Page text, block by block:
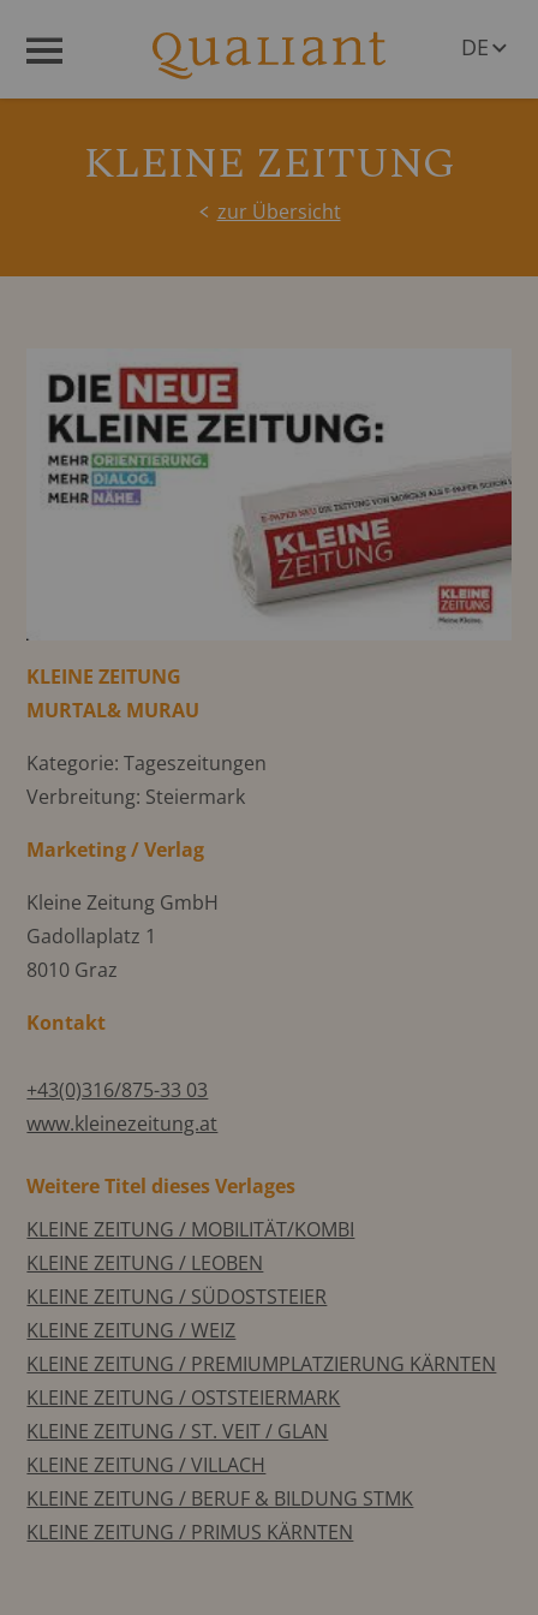
DE
KLEINE ZEITUNG
zur Übersicht
KLEINE ZEITUNG
MURTAL& MURAU
Kategorie: Tageszeitungen
Verbreitung: Steiermark
Marketing / Verlag
Kleine Zeitung GmbH
Gadollaplatz 1
8010 Graz
Kontakt
+43(0)316/875-33 03
www.kleinezeitung.at
Weitere Titel dieses Verlages
KLEINE ZEITUNG / MOBILITÄT/KOMBI
KLEINE ZEITUNG / LEOBEN
KLEINE ZEITUNG / SÜDOSTSTEIER
KLEINE ZEITUNG / WEIZ
KLEINE ZEITUNG / PREMIUMPLATZIERUNG KÄRNTEN
KLEINE ZEITUNG / OSTSTEIERMARK
KLEINE ZEITUNG / ST. VEIT / GLAN
KLEINE ZEITUNG / VILLACH
KLEINE ZEITUNG / BERUF & BILDUNG STMK
KLEINE ZEITUNG / PRIMUS KÄRNTEN